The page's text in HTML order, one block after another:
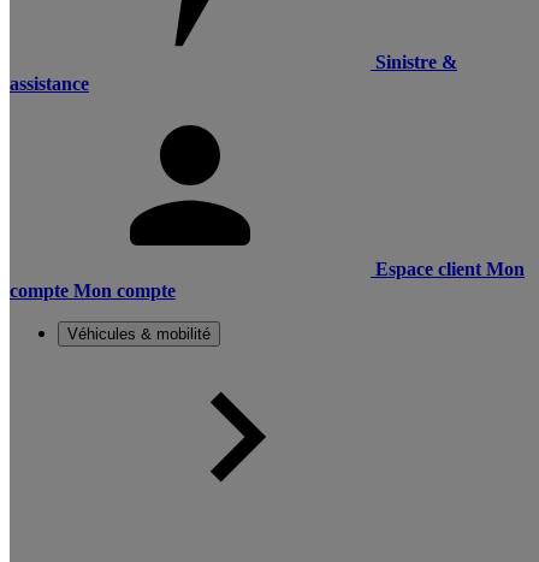
Sinistre &
assistance
Espace client Mon
compte Mon compte
Véhicules & mobilité